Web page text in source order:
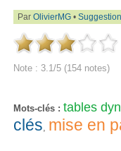
Par OlivierMG •
Note : 3.1/5 (154 notes)
Mots-clés : tables
clés, mise en